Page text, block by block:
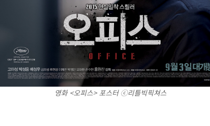
영화 <오피스> 포스터 ⓒ 리틀빅픽쳐스